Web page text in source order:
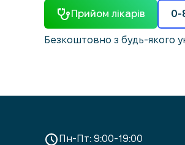
Прийом лікарів 0-
Безкоштовно з будь-якого
Пн-Пт: 9:00-19:00